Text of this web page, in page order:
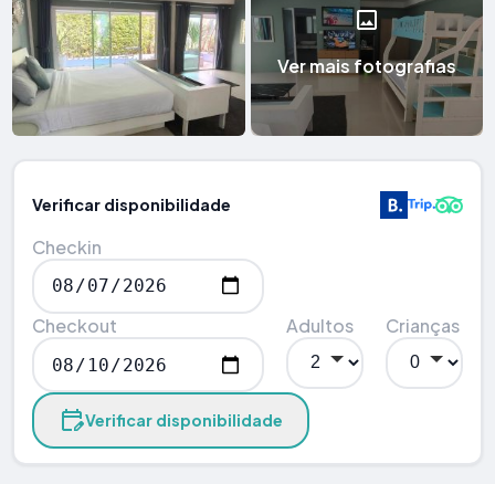
Ver mais fotografias
Verificar disponibilidade
Checkin
Checkout Adultos Crianças
Verificar disponibilidade